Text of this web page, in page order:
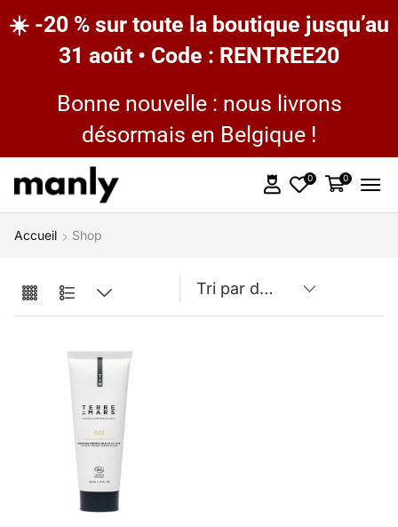
☀️ -20 % sur toute la boutique jusqu’au
31 août • Code : RENTREE20
Bonne nouvelle : nous livrons
désormais en Belgique !
0 0
Accueil Shop